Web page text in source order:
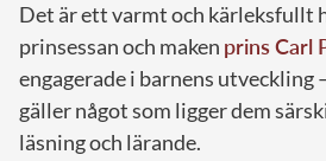
Det är ett varmt och kärleksfullt
prinsessan och maken prins Carl
engagerade i barnens utveckling
gäller något som ligger dem
läsning och lärande.